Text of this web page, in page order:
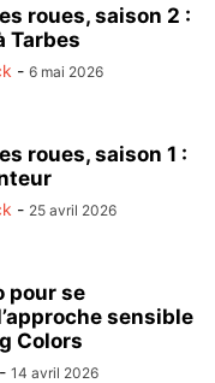
roues, saison 2 :
Tarbes
- 6 mai 2026
roues, saison 1 :
- 25 avril 2026
pour se
sensible
Colors
- 14 avril 2026